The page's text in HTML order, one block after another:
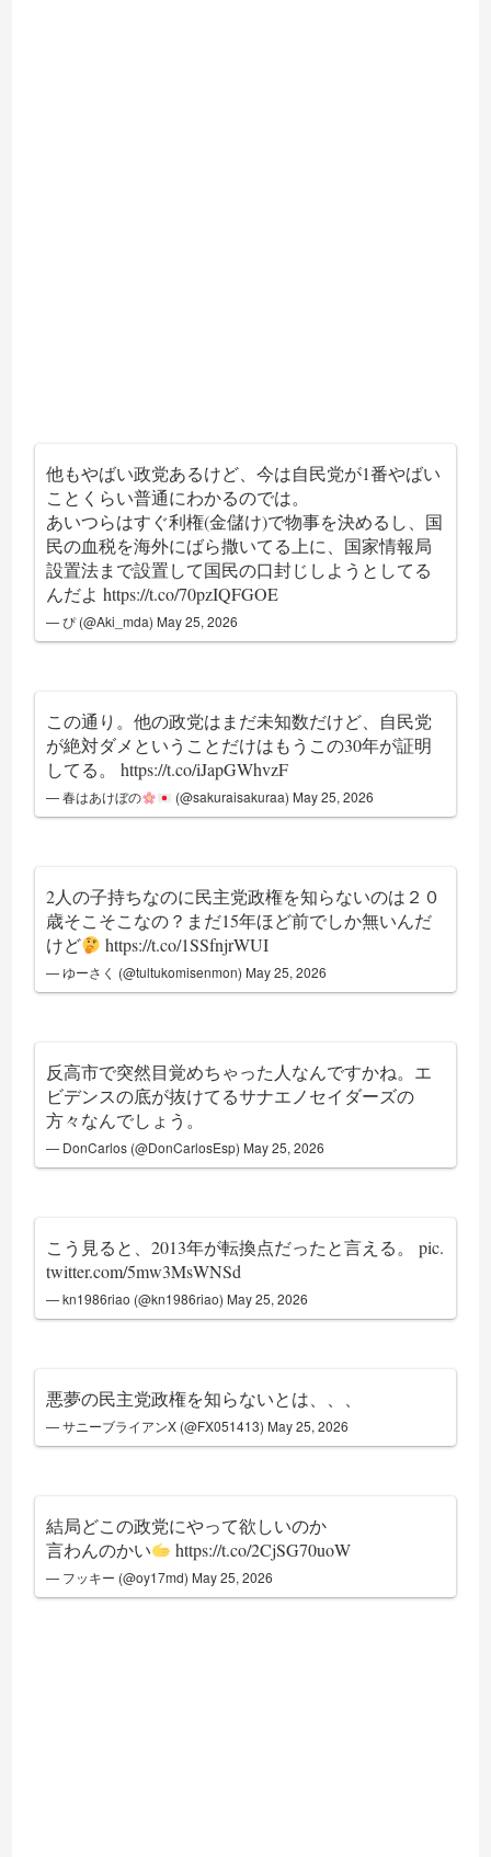
他もやばい政党あるけど、今は自民党が1番やばい
ことくらい普通にわかるのでは。
あいつらはすぐ利権(金儲け)で物事を決めるし、国
民の血税を海外にばら撒いてる上に、国家情報局
設置法まで設置して国民の口封じしようとしてる
んだよhttps://t.co/70pzIQFGOE
— ぴ (@Aki_mda) May 25, 2026
この通り。他の政党はまだ未知数だけど、自民党
が絶対ダメということだけはもうこの30年が証明
してる。https://t.co/iJapGWhvzF
— 春はあけぼの (@sakuraisakuraa) May 25, 2026
2人の子持ちなのに民主党政権を知らないのは２０
歳そこそこなの？まだ15年ほど前でしか無いんだ
けど
https://t.co/1SSfnjrWUI
— ゆーさく (@tultukomisenmon) May 25, 2026
反高市で突然目覚めちゃった人なんですかね。エ
ビデンスの底が抜けてるサナエノセイダーズの
方々なんでしょう。
— DonCarlos (@DonCarlosEsp) May 25, 2026
こう見ると、2013年が転換点だったと言える。pic.
twitter.com/5mw3MsWNSd
— kn1986riao (@kn1986riao) May 25, 2026
悪夢の民主党政権を知らないとは、、、
— サニーブライアンX (@FX051413) May 25, 2026
結局どこの政党にやって欲しいのか
言わんのかい
https://t.co/2CjSG70uoW
— フッキー (@oy17md) May 25, 2026